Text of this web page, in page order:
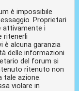
è impossibile
Proprietari
attivamente i
ritenerli
è alcuna garanzia
delle informazioni
del forum si
ritenuto non
tale azione.
violare in